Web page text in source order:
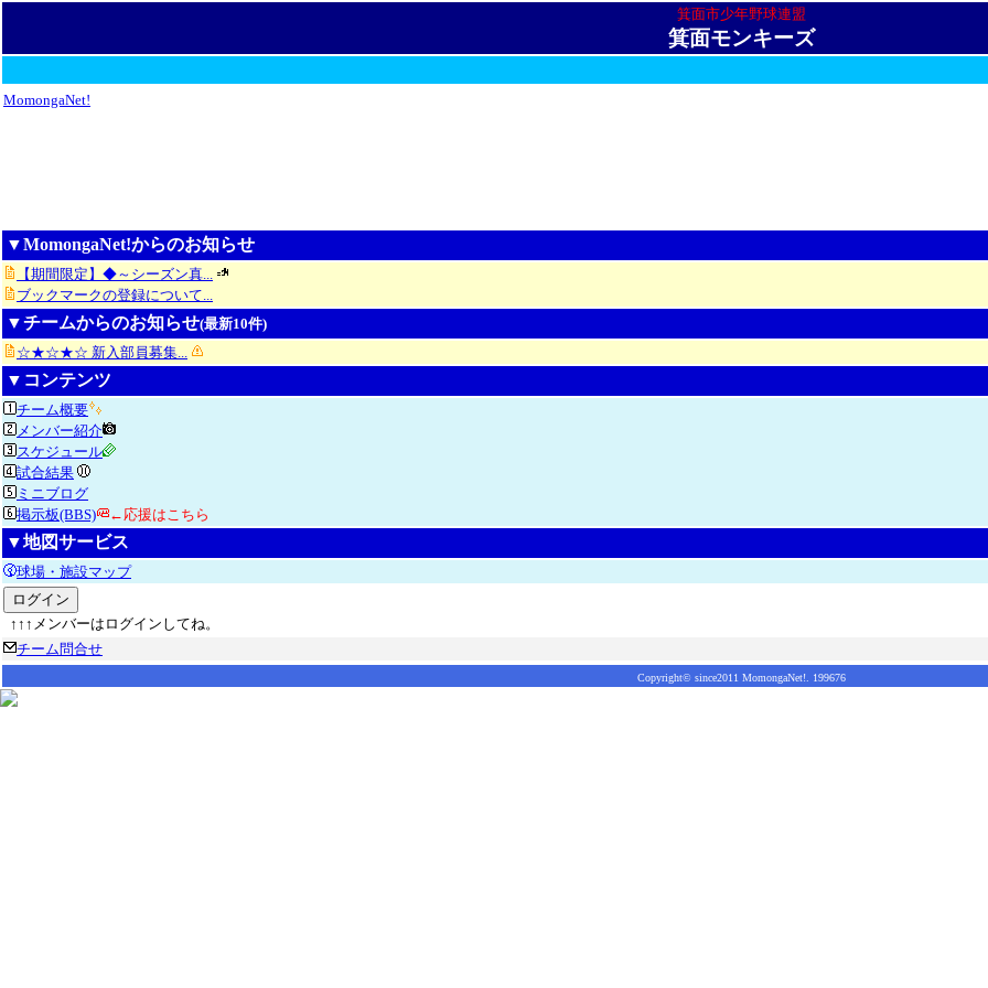
箕面市少年野球連盟
箕面モンキーズ
MomongaNet!
▼MomongaNet!からのお知らせ
【期間限定】◆～シーズン真...
ブックマークの登録について...
▼チームからのお知らせ(最新10件)
☆★☆★☆ 新入部員募集...
▼コンテンツ
チーム概要
メンバー紹介
スケジュール
試合結果
ミニブログ
掲示板(BBS)
←応援はこちら
▼地図サービス
球場・施設マップ
↑↑↑メンバーはログインしてね。
チーム問合せ
Copyright© since2011 MomongaNet!. 199676